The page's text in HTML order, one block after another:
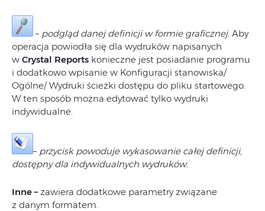
– podgląd danej definicji w formie graficznej. Aby
operacja powiodła się dla wydruków napisanych
w Crystal Reports konieczne jest posiadanie programu
i dodatkowo wpisanie w Konfiguracji stanowiska/
Ogólne/ Wydruki ścieżki dostępu do pliku startowego.
W ten sposób można edytować tylko wydruki
indywidualne.
– przycisk powoduje wykasowanie całej definicji,
dostępny dla indywidualnych wydruków.
Inne – zawiera dodatkowe parametry związane
z danym formatem.